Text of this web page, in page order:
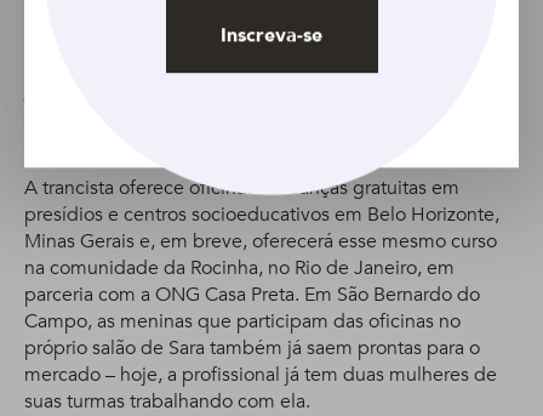
trançar seu cabelo após ver seu vídeo na internet, ela
A trancista oferece oficinas de tranças gratuitas em
presídios e centros socioeducativos em Belo Horizonte,
Minas Gerais e, em breve, oferecerá esse mesmo curso
na comunidade da Rocinha, no Rio de Janeiro, em
parceria com a ONG Casa Preta. Em São Bernardo do
Campo, as meninas que participam das oficinas no
próprio salão de Sara também já saem prontas para o
mercado – hoje, a profissional já tem duas mulheres de
suas turmas trabalhando com ela.
Inscreva-se